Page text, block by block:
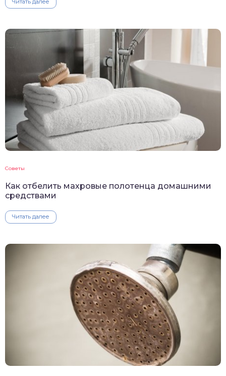
Читать далее
Советы
Как отбелить махровые полотенца домашними
средствами
Читать далее